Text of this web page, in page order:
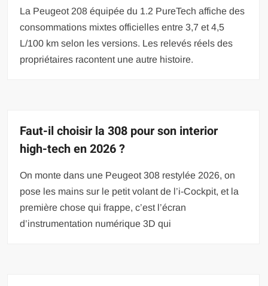
La Peugeot 208 équipée du 1.2 PureTech affiche des
consommations mixtes officielles entre 3,7 et 4,5
L/100 km selon les versions. Les relevés réels des
propriétaires racontent une autre histoire.
Faut-il choisir la 308 pour son interior
high-tech en 2026 ?
On monte dans une Peugeot 308 restylée 2026, on
pose les mains sur le petit volant de l’i-Cockpit, et la
première chose qui frappe, c’est l’écran
d’instrumentation numérique 3D qui